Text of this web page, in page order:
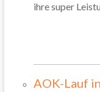
ihre super
AOK-Lauf